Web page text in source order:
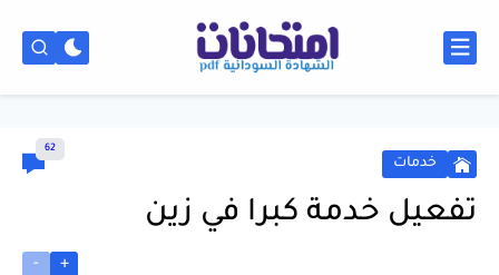
خدمات
62
تفعيل خدمة كبرا في زين
+
-